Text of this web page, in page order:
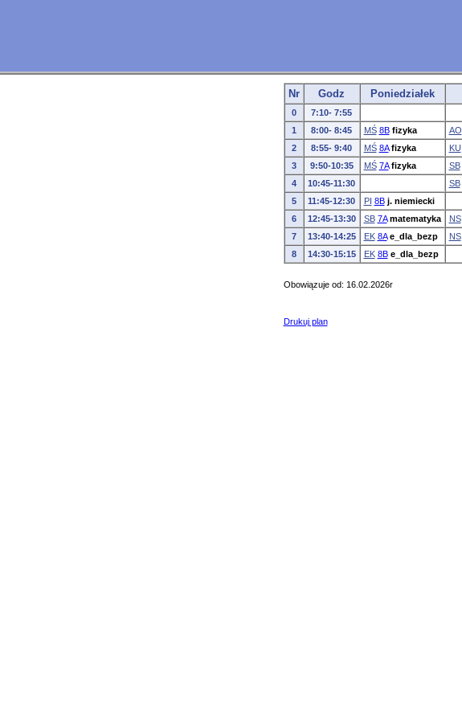
Nr Godz Poniedziałek
0
7:10- 7:55
1
8:00- 8:45 MŚ 8B fizyka AO
2
8:55- 9:40 MŚ 8A fizyka KU
3
9:50-10:35 MŚ 7A fizyka SB
4
10:45-11:30 SB
5
11:45-12:30 PI 8B j. niemiecki
6
12:45-13:30 SB 7A matematyka NS
7
13:40-14:25 EK 8A e_dla_bezp NS
8
14:30-15:15 EK 8B e_dla_bezp
Obowiązuje od: 16.02.2026r
Drukuj plan